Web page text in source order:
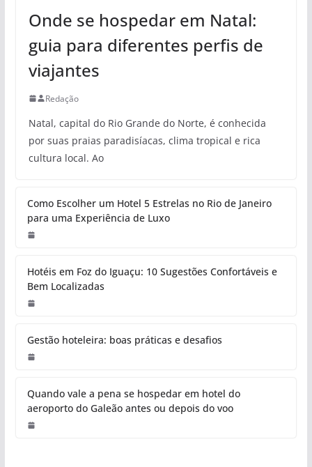
Onde se hospedar em Natal:
guia para diferentes perfis de
viajantes
Redação
Natal, capital do Rio Grande do Norte, é conhecida
por suas praias paradisíacas, clima tropical e rica
cultura local. Ao
Como Escolher um Hotel 5 Estrelas no Rio de Janeiro
para uma Experiência de Luxo
Hotéis em Foz do Iguaçu: 10 Sugestões Confortáveis e
Bem Localizadas
Gestão hoteleira: boas práticas e desafios
Quando vale a pena se hospedar em hotel do
aeroporto do Galeão antes ou depois do voo